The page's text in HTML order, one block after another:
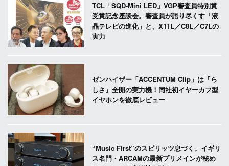
TCL「SQD-Mini LED」VGP審査員特別賞
受賞記念座談会。審査員が語り尽くす「液
晶テレビの進化」と、X11L／C8L／C7Lの
実力
ゼンハイザー「ACCENTUM Clip」は『ら
しさ』全開の実力機！同社初イヤーカフ型
イヤホンを徹底レビュー
“Music First”のスピリッツ息づく。イギリ
ス名門・ARCAMの最新プリメインが秘め